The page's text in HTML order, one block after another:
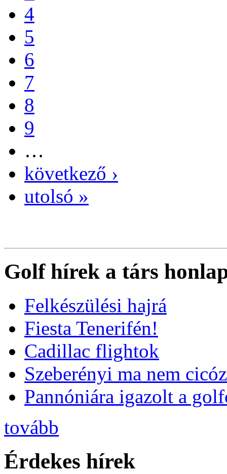
4
5
6
7
8
9
…
következő ›
utolsó »
Golf hírek a társ
Felkészülési hajrá
Fiesta Tenerifén!
Cadillac flightok
Szeberényi ma nem
Pannóniára igazolt a
tovább
Érdekes hírek